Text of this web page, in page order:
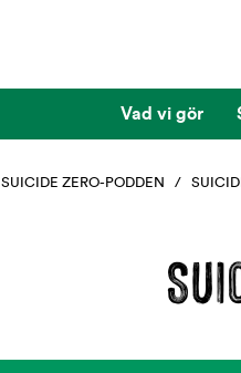
Vad vi gör
SUICIDE ZERO-PODDEN /